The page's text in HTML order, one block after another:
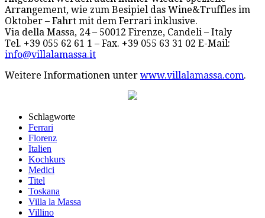
Arrangement, wie zum Besipiel das Wine&Truffles im
Oktober – Fahrt mit dem Ferrari inklusive.
Via della Massa, 24 – 50012 Firenze, Candeli – Italy
Tel. +39 055 62 61 1 – Fax. +39 055 63 31 02 E-Mail:
info@villalamassa.it
Weitere Informationen unter www.villalamassa.com.
Schlagworte
Ferrari
Florenz
Italien
Kochkurs
Medici
Titel
Toskana
Villa la Massa
Villino